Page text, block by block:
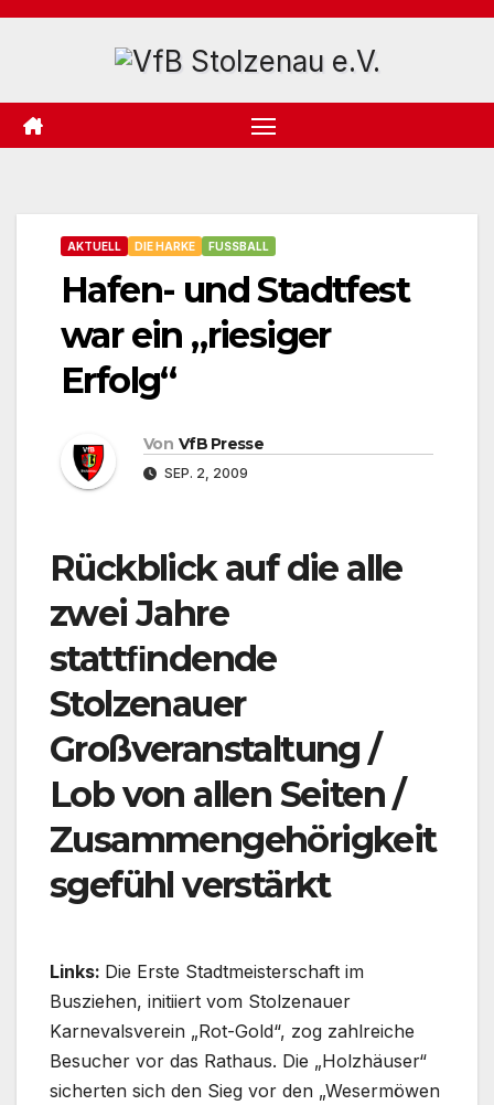
Zum
AKTUELL DIE HARKE FUSSBALL
Hafen- und Stadtfest
war ein „riesiger
Erfolg“
Von VfB Presse
SEP. 2, 2009
Rückblick auf die alle
zwei Jahre
stattﬁndende
Stolzenauer
Großveranstaltung /
Lob von allen Seiten /
Zusammengehörigkeit
sgefühl verstärkt
Links: Die Erste Stadtmeisterschaft im
Busziehen, initiiert vom Stolzenauer
Karnevalsverein „Rot-Gold“, zog zahlreiche
Besucher vor das Rathaus. Die „Holzhäuser“
sicherten sich den Sieg vor den „Wesermöwen